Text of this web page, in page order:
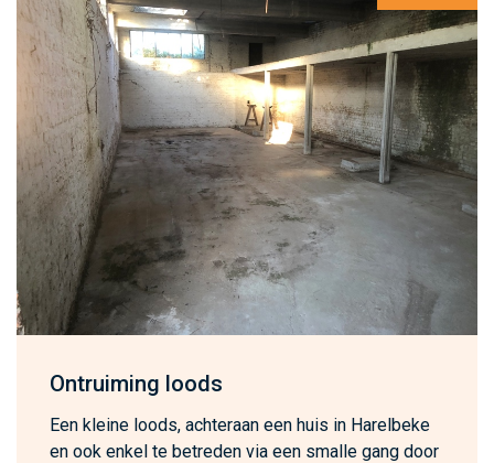
Ontruiming loods
Een kleine loods, achteraan een huis in Harelbeke
en ook enkel te betreden via een smalle gang door